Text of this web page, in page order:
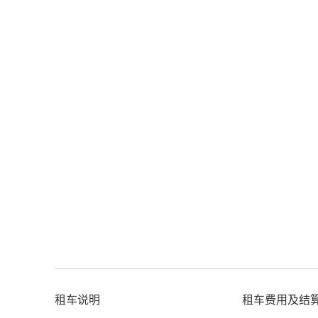
租车说明 租车费用及结